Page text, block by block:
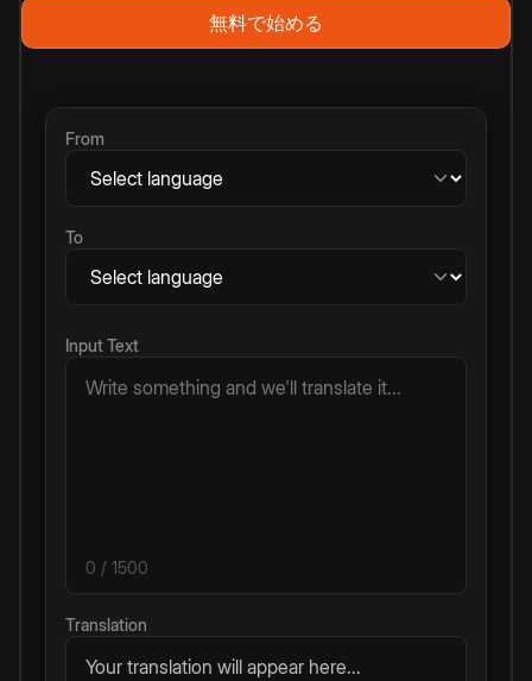
無料で始める
From
To
Input Text
0 / 1500
Translation
Your translation will appear here...